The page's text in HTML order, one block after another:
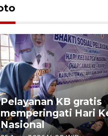
Pelayanan KB gratis
memperingati Hari
Nasional